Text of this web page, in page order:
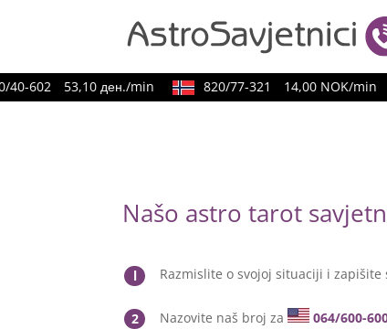
602 53,10 ден./min 820/77-321 14,00 NOK/min
Našo astro tarot
l Razmislite o svojoj situaciji i
2 Nazovite naš broj za 064/600-